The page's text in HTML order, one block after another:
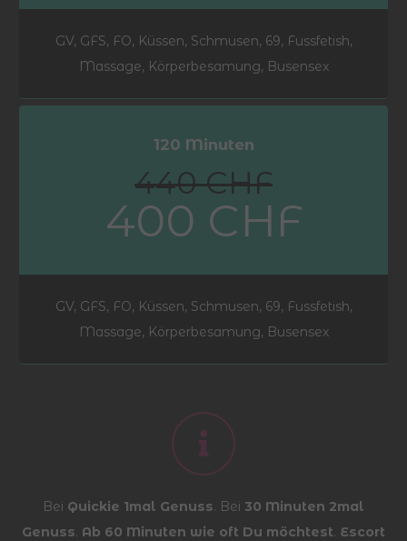
GV, GFS, FO, Küssen, Schmusen, 69, Fussfetish,
Massage, Körperbesamung, Busensex
120 Minuten
440 CHF
400 CHF
GV, GFS, FO, Küssen, Schmusen, 69, Fussfetish,
Massage, Körperbesamung, Busensex
Bei Quickie 1mal Genuss. Bei 30 Minuten 2mal
Genuss. Ab 60 Minuten wie oft Du möchtest. Escort